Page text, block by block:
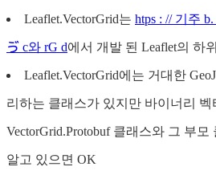
Leaflet.VectorGrid는 htps : // 기주
ゔ c와 rG d에서 개발 된 Leaflet의 하
Leaflet.VectorGrid에는 거대한
리하는 클래스가 있지만 바이너리
VectorGrid.Protobuf 클래스와 그 부모
알고 있으면 OK